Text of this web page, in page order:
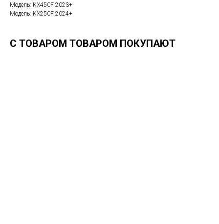
Модель: KX450F 2023+
Модель: KX250F 2024+
С ТОВАРОМ ТОВАРОМ ПОКУПАЮТ